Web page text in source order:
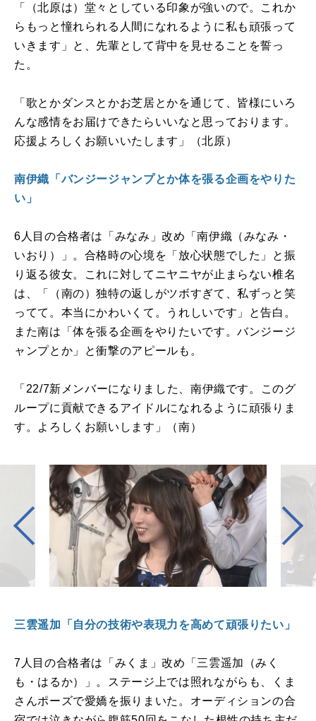
「（北原は）堂々としている印象が強いので。これか
らもっと憧れられる人間になれるように私も頑張って
いきます」と、先輩として背中を見せることを誓っ
た。
「歌とかダンスとかお芝居とかを通じて、皆様にいろ
んな感情をお届けできたらいいなと思っております。
応援よろしくお願いいたします」（北原）
南伊織「バンジージャンプとか体を張る企画をやりた
い」
6 人目の合格者は「みなみ」改め「南伊織（みなみ・
いおり）」。合格時の心境を「放心状態でした」と振
り返る彼女。これに対してニヤニヤが止まらない椎名
は、「（南の）独特の返しがツボすぎて、私ずっと笑
ってて。本当にかわいくて。うれしいです」と告白。
また南は「体を張る企画をやりたいです。バンジージ
ャンプとか」と衝撃のアピールも。
「 22/7新メンバーになりました、南伊織です。このグ
ループに貢献できるアイドルになれるように頑張りま
す。よろしくお願いします」（南）
三雲遥加「自分の技術や表現力を高めて頑張りたい」
7 人目の合格者は「みくま」改め「三雲遥加（みく
も・はるか）」。ステージ上では照れながらも、くま
さんポーズで愛嬌を振りまいた。オーディションの合